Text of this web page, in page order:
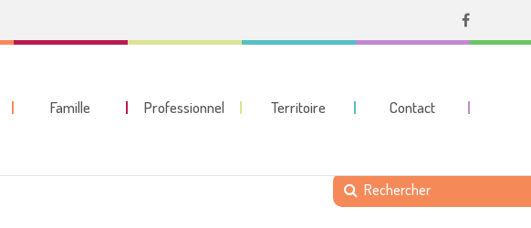
Famille Professionnel Territoire Contact